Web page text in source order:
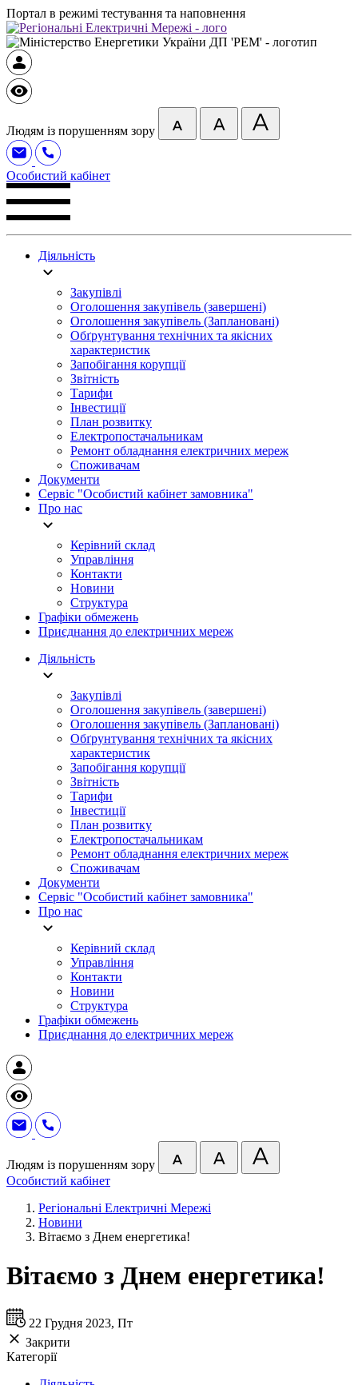
Портал в режимі тестування та наповнення
Людям із порушенням зору
Особистий кабінет
Діяльність
Закупівлі
Оголошення закупівель (завершені)
Оголошення закупівель (Заплановані)
Обґрунтування технічних та якісних
характеристик
Запобігання корупції
Звітність
Тарифи
Інвестиції
План розвитку
Електропостачальникам
Ремонт обладнання електричних мереж
Споживачам
Документи
Сервіс "Особистий кабінет замовника"
Про нас
Керівний склад
Управління
Контакти
Новини
Структура
Графіки обмежень
Приєднання до електричних мереж
Діяльність
Закупівлі
Оголошення закупівель (завершені)
Оголошення закупівель (Заплановані)
Обґрунтування технічних та якісних
характеристик
Запобігання корупції
Звітність
Тарифи
Інвестиції
План розвитку
Електропостачальникам
Ремонт обладнання електричних мереж
Споживачам
Документи
Сервіс "Особистий кабінет замовника"
Про нас
Керівний склад
Управління
Контакти
Новини
Структура
Графіки обмежень
Приєднання до електричних мереж
Людям із порушенням зору
Особистий кабінет
Регіональні Електричні Мережі
Новини
Вітаємо з Днем енергетика!
Вітаємо з Днем енергетика!
22 Грудня 2023, Пт
Закрити
Категорії